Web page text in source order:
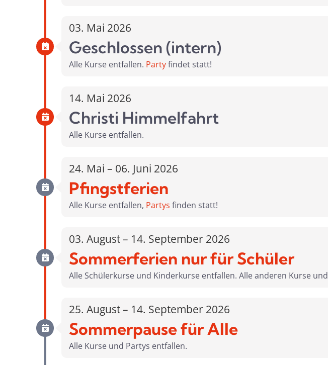
03. Mai 2026
Geschlossen (intern)
Alle Kurse entfallen. Partyfindet statt!
14. Mai 2026
Christi Himmelfahrt
Alle Kurse entfallen.
24. Mai – 06. Juni 2026
Pfingstferien
Alle Kurse entfallen, Partys finden statt!
03. August – 14. September 2026
Sommerferien nur für Schüler
Alle Schülerkurse und Kinderkurse entfallen. Alle anderen Kurse und
25. August – 14. September 2026
Sommerpause für Alle
Alle Kurse und Partys entfallen.